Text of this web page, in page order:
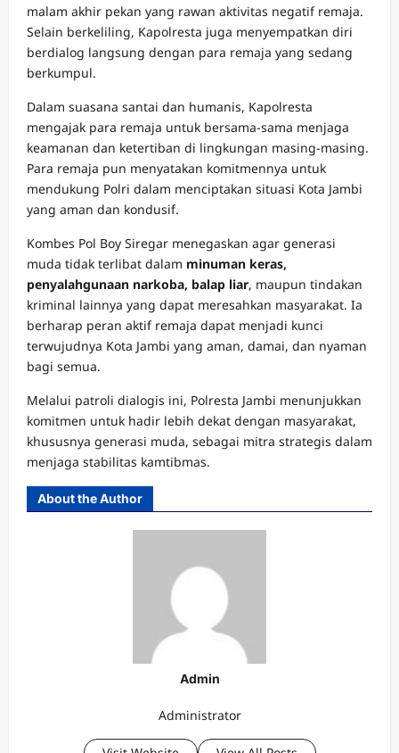
malam akhir pekan yang rawan aktivitas negatif remaja.
Selain berkeliling, Kapolresta juga menyempatkan diri
berdialog langsung dengan para remaja yang sedang
berkumpul.
Dalam suasana santai dan humanis, Kapolresta
mengajak para remaja untuk bersama-sama menjaga
keamanan dan ketertiban di lingkungan masing-masing.
Para remaja pun menyatakan komitmennya untuk
mendukung Polri dalam menciptakan situasi Kota Jambi
yang aman dan kondusif.
Kombes Pol Boy Siregar menegaskan agar generasi
muda tidak terlibat dalam minuman keras,
penyalahgunaan narkoba, balap liar, maupun tindakan
kriminal lainnya yang dapat meresahkan masyarakat. Ia
berharap peran aktif remaja dapat menjadi kunci
terwujudnya Kota Jambi yang aman, damai, dan nyaman
bagi semua.
Melalui patroli dialogis ini, Polresta Jambi menunjukkan
komitmen untuk hadir lebih dekat dengan masyarakat,
khususnya generasi muda, sebagai mitra strategis dalam
menjaga stabilitas kamtibmas.
About the Author
Admin
Administrator